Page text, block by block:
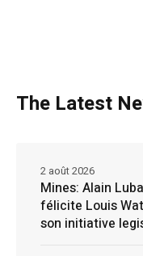
The Latest
Mines: Alain
félicite Louis
son initiative
2 août 2026